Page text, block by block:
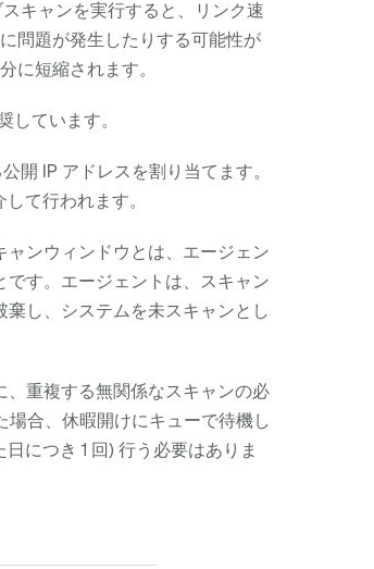
キャンを実行すると、リンク速
問題が発生したりする可能性が
に短縮されます。
しています。
開 IP アドレスを割り当てます。
て行われます。
ンウィンドウとは、エージェン
です。エージェントは、スキャン
し、システムを未スキャンとし
重複する無関係なスキャンの必
合、休暇開けにキューで待機し
につき 1 回) 行う必要はありま